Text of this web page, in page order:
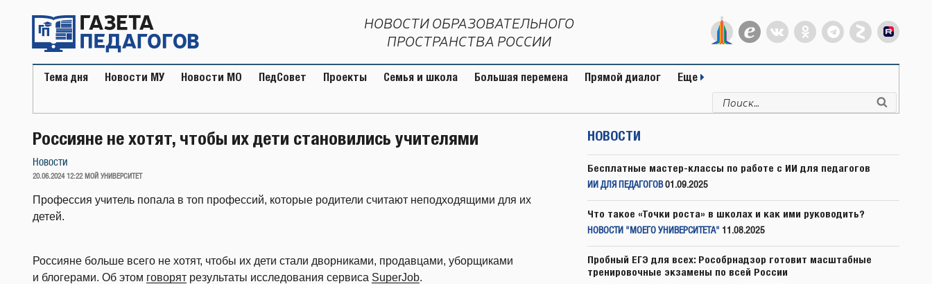
содержимому
НОВОСТИ ОБРАЗОВАТЕЛЬНОГО
ПРОСТРАНСТВА РОССИИ
Тема дня Новости МУ Новости МО ПедСовет Проекты Семья и школа Большая перемена Прямой диалог Еще
Искать:
Россияне не хотят, чтобы их дети становились учителями
Новости
ОПУБЛИКОВАНО
20.06.2024 12:22 МОЙ УНИВЕРСИТЕТ
Профессия учитель попала в топ профессий, которые родители считают неподходящими для их
детей.
Россияне больше всего не хотят, чтобы их дети стали дворниками, продавцами, уборщиками
и блогерами. Об этом говорят результаты исследования сервиса SuperJob.
НОВОСТИ
Бесплатные мастер-классы по работе с ИИ для педагогов
ИИ ДЛЯ ПЕДАГОГОВ 01.09.2025
Что такое «Точки роста» в школах и как ими руководить?
НОВОСТИ "МОЕГО УНИВЕРСИТЕТА" 11.08.2025
Пробный ЕГЭ для всех: Рособрнадзор готовит масштабные
тренировочные экзамены по всей России